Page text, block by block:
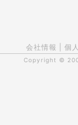
会社情報 個
Copyright ©